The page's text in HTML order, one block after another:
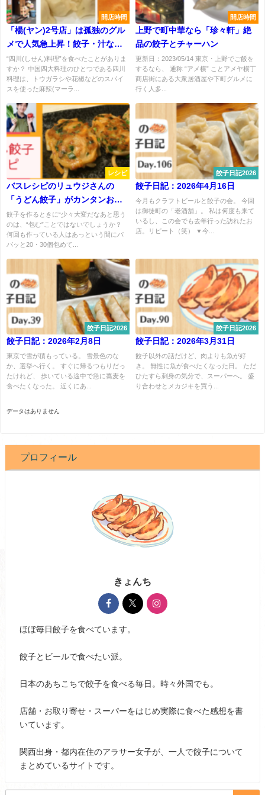
開店時間
「楊(ヤン)2号店」は孤独のグル
メで人気急上昇！餃子・汁なし
担々麺はマスト！
“四川(しせん)料理”を食べたことがありま
すか？ 中国四大料理のひとつである四川
料理は、トウガラシや花椒などのスパイ
スを使った麻辣(マーラ...
開店時間
上野で町中華なら「珍々軒」絶
品の餃子とチャーハン
更新日：2023/05/14 東京・上野でご飯を
するなら、 通称 “アメ横” ことアメヤ横丁
商店街にある大衆居酒屋や下町グルメに
行く人多...
レシピ
バスレシピのリュウジさんの
「うどん餃子」がカンタンおい
しい！
餃子を作るときに“少々大変だなあと思う
のは、“包む”ことではないでしょうか？
何回も作っている人はあっという間にパ
パッと20・30個包めて...
餃子日記2026
餃子日記：2026年4月16日
今月もクラフトビールと餃子の会。 今回
は御徒町の「老酒舗」。 私は何度も来て
いるし、この会でも去年行った訪れたお
店。リピート（笑） ▼今...
餃子日記2026
餃子日記：2026年2月8日
東京で雪が積もっている。 雪景色のな
か、選挙へ行く。 すぐに帰るつもりだっ
たけれど、 歩いている途中で急に蕎麦を
食べたくなった。 近くにあ...
餃子日記2026
餃子日記：2026年3月31日
餃子以外の話だけど、肉よりも魚が好
き。 無性に魚が食べたくなった日。 ただ
ひたすら刺身の気分で、スーパーへ。 盛
り合わせとメカジキを買う...
データはありません
プロフィール
きょんち
ほぼ毎日餃子を食べています。
餃子とビールで食べたい派。
日本のあちこちで餃子を食べる毎日。時々外国でも。
店舗・お取り寄せ・スーパーをはじめ実際に食べた感想を書
いています。
関西出身・都内在住のアラサー女子が、一人で餃子について
まとめているサイトです。